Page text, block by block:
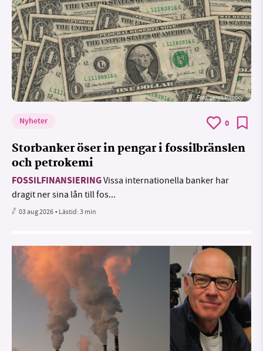
Foto:geralt/Pixabay
Nyheter 0
Storbanker öser in pengar i fossilbränslen
och petrokemi
FOSSILFINANSIERINGVissa internationella banker har
dragit ner sina lån till fos...
03 aug 2026• Lästid:3 min